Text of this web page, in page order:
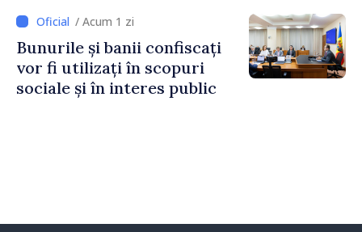
Irlandei de Nord, Fern
Horine / Acum 1 zi
Bunurile și banii confiscați
vor fi utilizați în scopuri
sociale și în interes public